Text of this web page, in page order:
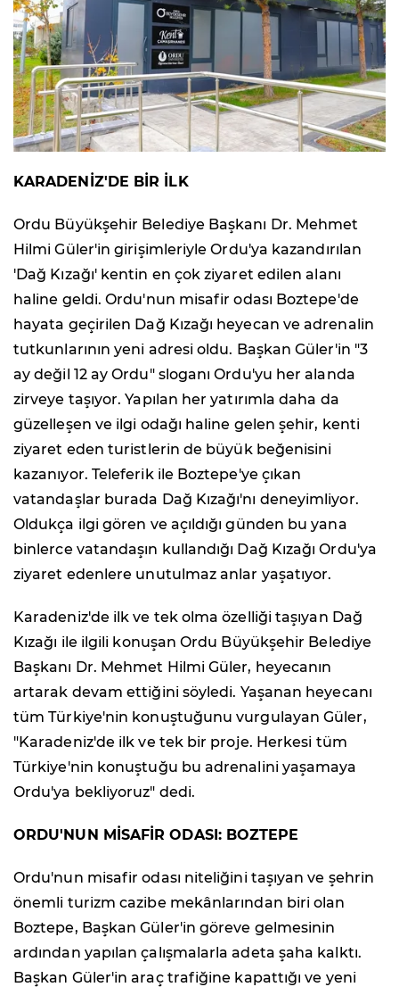
KARADENİZ'DE BİR İLK
Ordu Büyükşehir Belediye Başkanı Dr. Mehmet
Hilmi Güler'in girişimleriyle Ordu'ya kazandırılan
'Dağ Kızağı' kentin en çok ziyaret edilen alanı
haline geldi. Ordu'nun misafir odası Boztepe'de
hayata geçirilen Dağ Kızağı heyecan ve adrenalin
tutkunlarının yeni adresi oldu. Başkan Güler'in "3
ay değil 12 ay Ordu" sloganı Ordu'yu her alanda
zirveye taşıyor. Yapılan her yatırımla daha da
güzelleşen ve ilgi odağı haline gelen şehir, kenti
ziyaret eden turistlerin de büyük beğenisini
kazanıyor. Teleferik ile Boztepe'ye çıkan
vatandaşlar burada Dağ Kızağı'nı deneyimliyor.
Oldukça ilgi gören ve açıldığı günden bu yana
binlerce vatandaşın kullandığı Dağ Kızağı Ordu'ya
ziyaret edenlere unutulmaz anlar yaşatıyor.
Karadeniz'de ilk ve tek olma özelliği taşıyan Dağ
Kızağı ile ilgili konuşan Ordu Büyükşehir Belediye
Başkanı Dr. Mehmet Hilmi Güler, heyecanın
artarak devam ettiğini söyledi. Yaşanan heyecanı
tüm Türkiye'nin konuştuğunu vurgulayan Güler,
"Karadeniz'de ilk ve tek bir proje. Herkesi tüm
Türkiye'nin konuştuğu bu adrenalini yaşamaya
Ordu'ya bekliyoruz" dedi.
ORDU'NUN MİSAFİR ODASI: BOZTEPE
Ordu'nun misafir odası niteliğini taşıyan ve şehrin
önemli turizm cazibe mekânlarından biri olan
Boztepe, Başkan Güler'in göreve gelmesinin
ardından yapılan çalışmalarla adeta şaha kalktı.
Başkan Güler'in araç trafiğine kapattığı ve yeni